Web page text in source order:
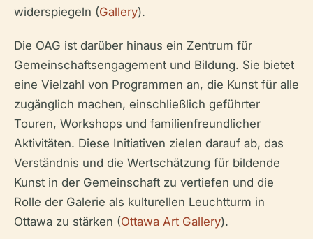
widerspiegeln (Gallery).
Die OAG ist darüber hinaus ein Zentrum für
Gemeinschaftsengagement und Bildung. Sie bietet
eine Vielzahl von Programmen an, die Kunst für alle
zugänglich machen, einschließlich geführter
Touren, Workshops und familienfreundlicher
Aktivitäten. Diese Initiativen zielen darauf ab, das
Verständnis und die Wertschätzung für bildende
Kunst in der Gemeinschaft zu vertiefen und die
Rolle der Galerie als kulturellen Leuchtturm in
Ottawa zu stärken (Ottawa Art Gallery).